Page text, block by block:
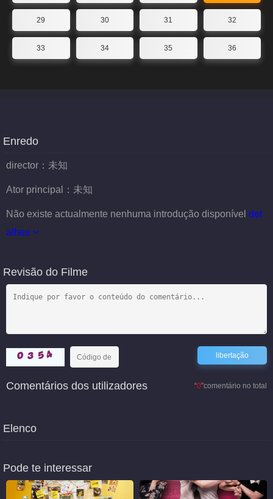
29 30 31 32
33 34 35 36
Enredo
director： 未知
Ator principal： 未知
Não existe actualmente nenhuma introdução disponível det
alhes
Revisão do Filme
“0”comentário no total
Comentários dos utilizadores
Elenco
Pode te interessar